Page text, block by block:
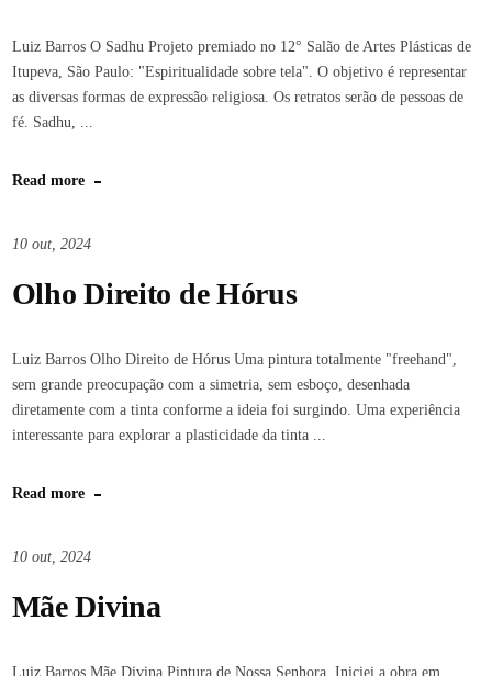
Luiz Barros O Sadhu Projeto premiado no 12° Salão de Artes Plásticas de
Itupeva, São Paulo: "Espiritualidade sobre tela". O objetivo é representar
as diversas formas de expressão religiosa. Os retratos serão de pessoas de
fé. Sadhu, ...
Read more
10 out, 2024
Olho Direito de Hórus
Luiz Barros Olho Direito de Hórus Uma pintura totalmente "freehand",
sem grande preocupação com a simetria, sem esboço, desenhada
diretamente com a tinta conforme a ideia foi surgindo. Uma experiência
interessante para explorar a plasticidade da tinta ...
Read more
10 out, 2024
Mãe Divina
Luiz Barros Mãe Divina Pintura de Nossa Senhora. Iniciei a obra em